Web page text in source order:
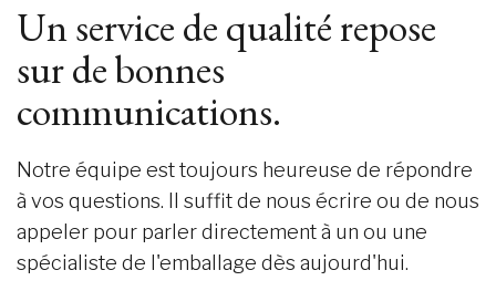
Un service de qualité repose
sur de bonnes
communications.
Notre équipe est toujours heureuse de répondre
à vos questions. Il suffit de nous écrire ou de nous
appeler pour parler directement à un ou une
spécialiste de l'emballage dès aujourd'hui.